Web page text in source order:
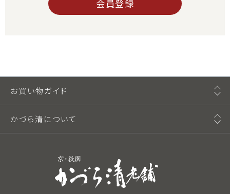
会員登録
お買い物ガイド
かづら清について